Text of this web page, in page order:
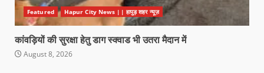
Featured Hapur City News || हापुड़ शहर न्यूज़
कांवड़ियों की सुरक्षा हेतु डाग स्क्वाड भी उतरा मैदान में
August 8, 2026